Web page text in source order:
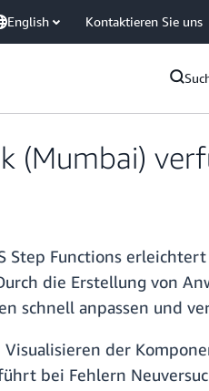
English Kontaktieren Sie uns
(Mumbai)
Step Functions
die Erstellung von
schnell anpassen und
der
bei Fehlern